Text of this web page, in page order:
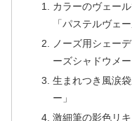
カラーのヴェー
「パステルヴェ
ノーズ用シェー
ーズシャドウメー
生まれつき風涙
ー」
激細筆の影色リ